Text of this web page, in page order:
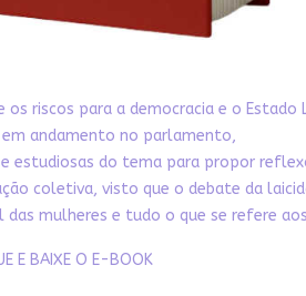
riscos para a democracia e o Estado
andamento no parlamento,
e estudiosas do tema para propor
coletiva, visto que o debate da
mulheres e tudo o que se refere
E BAIXE O E-BOOK